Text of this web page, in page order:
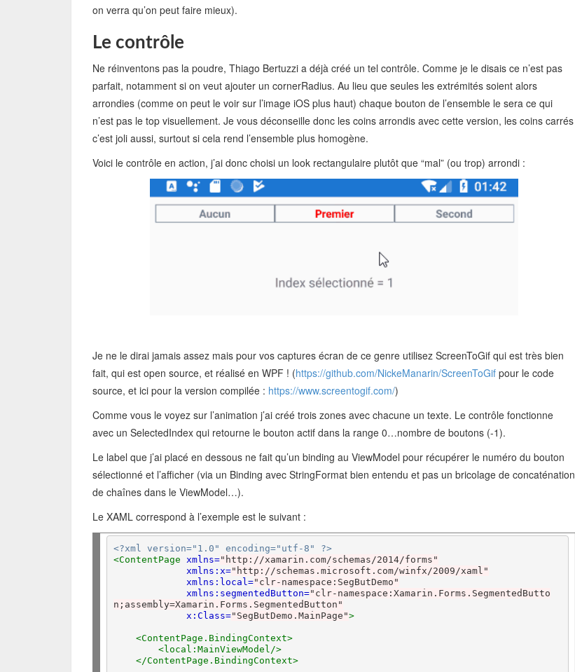
on verra qu’on peut faire mieux).
Le contrôle
Ne réinventons pas la poudre, Thiago Bertuzzi a déjà créé un tel contrôle. Comme je le disais ce n’est pas
parfait, notamment si on veut ajouter un cornerRadius. Au lieu que seules les extrémités soient alors
arrondies (comme on peut le voir sur l’image iOS plus haut) chaque bouton de l’ensemble le sera ce qui
n’est pas le top visuellement. Je vous déconseille donc les coins arrondis avec cette version, les coins carrés
c’est joli aussi, surtout si cela rend l’ensemble plus homogène.
Voici le contrôle en action, j’ai donc choisi un look rectangulaire plutôt que “mal” (ou trop) arrondi :
Je ne le dirai jamais assez mais pour vos captures écran de ce genre utilisez ScreenToGif qui est très bien
fait, qui est open source, et réalisé en WPF ! (https://github.com/NickeManarin/ScreenToGif pour le code
source, et ici pour la version compilée : https://www.screentogif.com/)
Comme vous le voyez sur l’animation j’ai créé trois zones avec chacune un texte. Le contrôle fonctionne
avec un SelectedIndex qui retourne le bouton actif dans la range 0…nombre de boutons (-1).
Le label que j’ai placé en dessous ne fait qu’un binding au ViewModel pour récupérer le numéro du bouton
sélectionné et l’afficher (via un Binding avec StringFormat bien entendu et pas un bricolage de concaténation
de chaînes dans le ViewModel…).
Le XAML correspond à l’exemple est le suivant :
<?xml version="1.0" encoding="utf-8" ?>
<ContentPage
xmlns="http://xamarin.com/schemas/2014/forms"
xmlns:x="http://schemas.microsoft.com/winfx/2009/xaml"
xmlns:local="clr-namespace:SegButDemo"
xmlns:segmentedButton="clr-namespace:Xamarin.Forms.SegmentedButto
n;assembly=Xamarin.Forms.SegmentedButton"
x:Class="SegButDemo.MainPage">
<ContentPage.BindingContext>
<local:MainViewModel/>
</ContentPage.BindingContext>